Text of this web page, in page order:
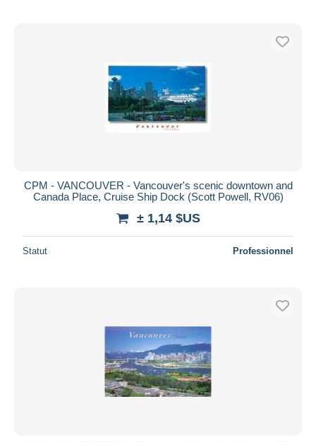
CPM - VANCOUVER - Vancouver's scenic downtown and
Canada Place, Cruise Ship Dock (Scott Powell, RV06)
± 1,14 $US
Statut Professionnel